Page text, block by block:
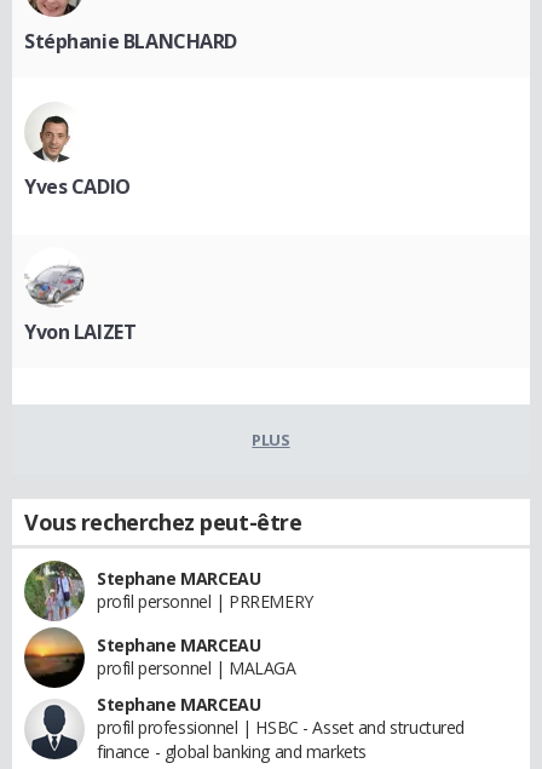
Stéphanie BLANCHARD
Yves CADIO
Yvon LAIZET
PLUS
Vous recherchez peut-être
Stephane MARCEAU
profil personnel | PRREMERY
Stephane MARCEAU
profil personnel | MALAGA
Stephane MARCEAU
profil professionnel | HSBC - Asset and structured
finance - global banking and markets